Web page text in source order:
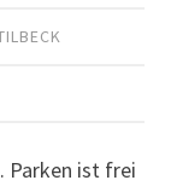
Parken ist frei